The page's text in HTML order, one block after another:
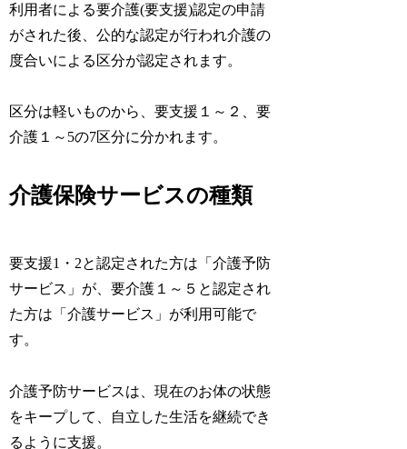
利用者による要介護(要支援)認定の申請
がされた後、公的な認定が行われ介護の
度合いによる区分が認定されます。
区分は軽いものから、要支援１～２、要
介護１～5の7区分に分かれます。
介護保険サービスの種類
要支援1・2と認定された方は「介護予防
サービス」が、要介護１～５と認定され
た方は「介護サービス」が利用可能で
す。
介護予防サービスは、現在のお体の状態
をキープして、自立した生活を継続でき
るように支援。